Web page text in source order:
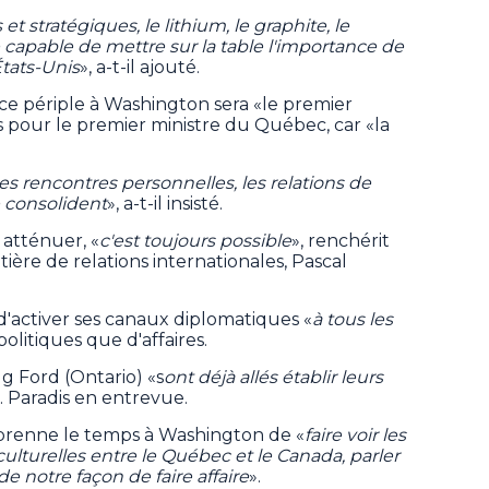
stratégiques, le lithium, le graphite, le
capable de mettre sur la table l'importance de
Unis», a-t-il ajouté.
périple à Washington sera «le premier
le premier ministre du Québec, car «la
rencontres personnelles, les relations de
consolident», a-t-il insisté.
atténuer, «c'est toujours possible», renchérit
de relations internationales, Pascal
ses canaux diplomatiques «à tous les
que d'affaires.
Ford (Ontario) «sont déjà allés établir leurs
Paradis en entrevue.
le temps à Washington de «faire voir les
entre le Québec et le Canada, parler
notre façon de faire affaire».